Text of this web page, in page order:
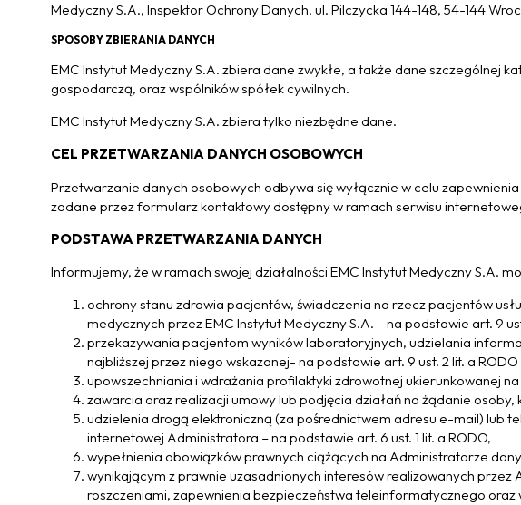
Medyczny S.A., Inspektor Ochrony Danych, ul. Pilczycka 144-148, 54-144
SPOSOBY ZBIERANIA DANYCH
EMC Instytut Medyczny S.A. zbiera dane zwykłe, a także dane szczególnej
gospodarczą, oraz wspólników spółek cywilnych.
EMC Instytut Medyczny S.A. zbiera tylko niezbędne dane.
CEL PRZETWARZANIA DANYCH OSOBOWYCH
Przetwarzanie danych osobowych odbywa się wyłącznie w celu
zadane przez formularz kontaktowy dostępny w ramach serwisu
PODSTAWA PRZETWARZANIA DANYCH
Informujemy, że w ramach swojej działalności EMC Instytut Medyczny S.A.
ochrony stanu zdrowia pacjentów, świadczenia na rzecz pacjentów
medycznych przez EMC Instytut Medyczny S.A. – na podstawie art. 9
przekazywania pacjentom wyników laboratoryjnych, udzielania
najbliższej przez niego wskazanej- na podstawie art. 9 ust. 2 lit. a RODO
upowszechniania i wdrażania profilaktyki zdrowotnej ukierunkowanej
zawarcia oraz realizacji umowy lub podjęcia działań na żądanie
udzielenia drogą elektroniczną (za pośrednictwem adresu e-mail) lub
internetowej Administratora – na podstawie art. 6 ust. 1 lit. a RODO,
wypełnienia obowiązków prawnych ciążących na Administratorze
wynikającym z prawnie uzasadnionych interesów realizowanych
roszczeniami, zapewnienia bezpieczeństwa teleinformatycznego oraz